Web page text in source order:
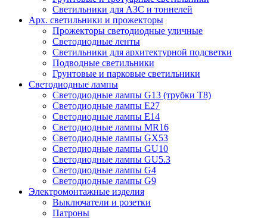
Светильники для АЗС и тоннелей
Арх. светильники и прожекторы
Прожекторы светодиодные уличные
Светодиодные ленты
Светильники для архитектурной подсветки
Подводные светильники
Грунтовые и парковые светильники
Светодиодные лампы
Светодиодные лампы G13 (трубки T8)
Светодиодные лампы Е27
Светодиодные лампы Е14
Светодиодные лампы MR16
Светодиодные лампы GX53
Светодиодные лампы GU10
Светодиодные лампы GU5.3
Светодиодные лампы G4
Светодиодные лампы G9
Электромонтажные изделия
Выключатели и розетки
Патроны